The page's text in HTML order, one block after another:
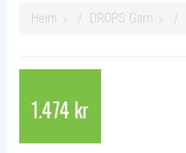
Heim DROPS Garn
1.474 kr